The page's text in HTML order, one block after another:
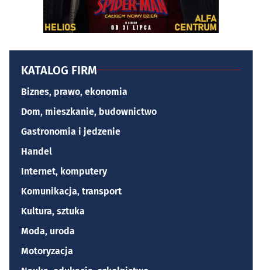
KATALOG FIRM
Biznes, prawo, ekonomia
Dom, mieszkanie, budownictwo
Gastronomia i jedzenie
Handel
Internet, komputery
Komunikacja, transport
Kultura, sztuka
Moda, uroda
Motoryzacja